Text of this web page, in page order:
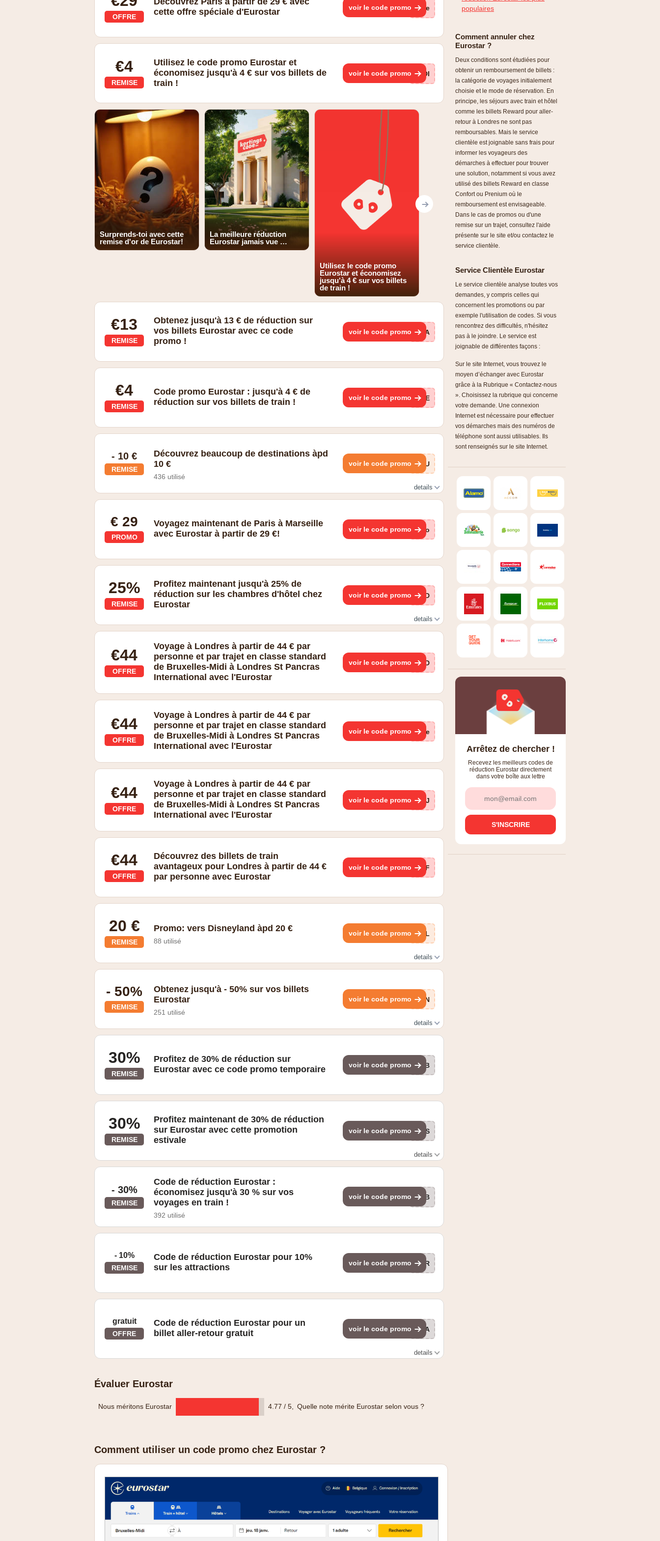
OFFRE
cette offre spéciale d'Eurostar
voir le code promo (ge
€4
REMISE
Utilisez le code promo Eurostar et
économisez jusqu'à 4 € sur vos billets de
train !
voir le code promo ODI
Surprends-toi avec cette
remise d'or de Eurostar!
La meilleure réduction
Eurostar jamais vue …
Utilisez le code promo
Eurostar et économisez
jusqu'à 4 € sur vos billets
de train !
€13
REMISE
Obtenez jusqu'à 13 € de réduction sur
vos billets Eurostar avec ce code
promo !
voir le code promo LAA
€4
REMISE
Code promo Eurostar : jusqu'à 4 € de
réduction sur vos billets de train !
voir le code promo TRE
- 10 €
REMISE
Découvrez beaucoup de destinations àpd
10 €
436 utilisé
voir le code promo F2U
details
€ 29
PROMO
Voyagez maintenant de Paris à Marseille
avec Eurostar à partir de 29 €!
voir le code promo pJo
25%
REMISE
Profitez maintenant jusqu'à 25% de
réduction sur les chambres d'hôtel chez
Eurostar
voir le code promo lCD
details
une sélection d'hôtels à Paris, Londres, Bruxelles et Amsterdam et est applicable lors de la réservation
d'un hôtel autonome Eurostar ou d'un forfait Train+Hôtel. Les économies d'hôtel pouvant atteindre 25%
ne sont valables que pour les réservations effectuées entre le 6 mai 2026 et le 20 mai 2026 inclus pour
des voyages à des dates sélectionnées entre le 6 mai 2026 et le 31 août 2026 inclus. Les hôtels
autonomes Eurostar et les forfaits train+hôtel sont soumis à disponibilité et varient en fonction des dates
et des horaires. Des dates de restriction peuvent être appliquées à la discrétion de l'hôtelier. Conditions
€44
OFFRE
Voyage à Londres à partir de 44 € par
personne et par trajet en classe standard
de Bruxelles-Midi à Londres St Pancras
International avec l'Eurostar
voir le code promo 1nD
€44
OFFRE
Voyage à Londres à partir de 44 € par
personne et par trajet en classe standard
de Bruxelles-Midi à Londres St Pancras
International avec l'Eurostar
voir le code promo vwe
€44
OFFRE
Voyage à Londres à partir de 44 € par
personne et par trajet en classe standard
de Bruxelles-Midi à Londres St Pancras
International avec l'Eurostar
voir le code promo ugJ
€44
OFFRE
Découvrez des billets de train
avantageux pour Londres à partir de 44 €
par personne avec Eurostar
voir le code promo afF
20 €
REMISE
Promo: vers Disneyland àpd 20 €
88 utilisé
voir le code promo ewL
details
- 50%
REMISE
Obtenez jusqu'à - 50% sur vos billets
Eurostar
251 utilisé
voir le code promo ryN
details
30%
REMISE
Profitez de 30% de réduction sur
Eurostar avec ce code promo temporaire
voir le code promo FEB
30%
REMISE
Profitez maintenant de 30% de réduction
sur Eurostar avec cette promotion
estivale
voir le code promo 30S
details
réduction* sur votre prochaine réservation en Standard ou en Standard Premier et découvrez pourquoi
la Ville Lumière est toujours une bonne idée. Vous n'aimez pas Paris ? Faites des folies ou bronzez sur
une terrasse à Bruxelles à la place. Tout ce que vous avez à faire est : 1. Aller sur eurostar.com 2.
Choisir Paris ou Bruxelles comme destination 3. Choisir de voyager entre le 03/07/24 et le 30/09/24
inclus (certaines dates exclues**) 4. Entrer le code de réduction à la caisse
- 30%
REMISE
Code de réduction Eurostar :
économisez jusqu'à 30 % sur vos
voyages en train !
392 utilisé
voir le code promo FEB
- 10%
REMISE
Code de réduction Eurostar pour 10%
sur les attractions
voir le code promo EUR
gratuit
OFFRE
Code de réduction Eurostar pour un
billet aller-retour gratuit
voir le code promo VIA
details
Évaluer Eurostar
Nous méritons Eurostar 4.77 / 5, Quelle note mérite Eurostar selon vous ?
Comment utiliser un code promo chez Eurostar ?
populaires
Comment annuler chez
Eurostar ?
Deux conditions sont étudiées pour
obtenir un remboursement de billets :
la catégorie de voyages initialement
choisie et le mode de réservation. En
principe, les séjours avec train et hôtel
comme les billets Reward pour aller-
retour à Londres ne sont pas
remboursables. Mais le service
clientèle est joignable sans frais pour
informer les voyageurs des
démarches à effectuer pour trouver
une solution, notamment si vous avez
utilisé des billets Reward en classe
Confort ou Prenium où le
remboursement est envisageable.
Dans le cas de promos ou d'une
remise sur un trajet, consultez l'aide
présente sur le site et/ou contactez le
service clientèle.
Service Clientèle Eurostar
Le service clientèle analyse toutes vos
demandes, y compris celles qui
concernent les promotions ou par
exemple l'utilisation de codes. Si vous
rencontrez des difficultés, n'hésitez
pas à le joindre. Le service est
joignable de différentes façons :
Sur le site Internet, vous trouvez le
moyen d’échanger avec Eurostar
grâce à la Rubrique « Contactez-nous
». Choisissez la rubrique qui concerne
votre demande. Une connexion
Internet est nécessaire pour effectuer
vos démarches mais des numéros de
téléphone sont aussi utilisables. Ils
sont renseignés sur le site Internet.
Arrêtez de chercher !
Recevez les meilleurs codes de
réduction Eurostar directement
dans votre boîte aux lettre